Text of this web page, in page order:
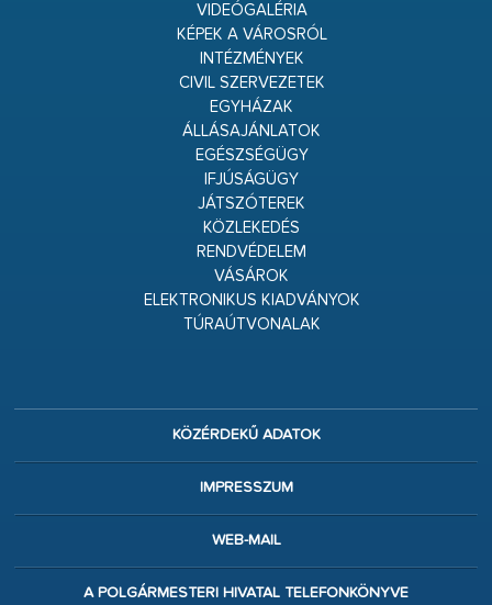
VIDEÓGALÉRIA
KÉPEK A VÁROSRÓL
INTÉZMÉNYEK
CIVIL SZERVEZETEK
EGYHÁZAK
ÁLLÁSAJÁNLATOK
EGÉSZSÉGÜGY
IFJÚSÁGÜGY
JÁTSZÓTEREK
KÖZLEKEDÉS
RENDVÉDELEM
VÁSÁROK
ELEKTRONIKUS KIADVÁNYOK
TÚRAÚTVONALAK
KÖZÉRDEKŰ ADATOK
IMPRESSZUM
WEB-MAIL
A POLGÁRMESTERI HIVATAL TELEFONKÖNYVE